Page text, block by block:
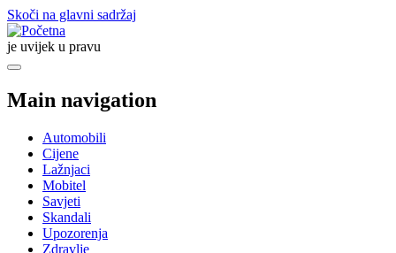
Skoči na glavni sadržaj
je uvijek u pravu
Main navigation
Automobili
Cijene
Lažnjaci
Mobitel
Savjeti
Skandali
Upozorenja
Zdravlje